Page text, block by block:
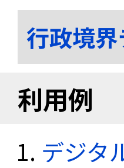
行政境
利用例
デジタ